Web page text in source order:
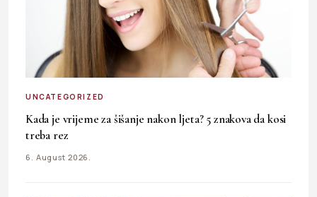
UNCATEGORIZED
Kada je vrijeme za šišanje nakon ljeta? 5 znakova da kosi
treba rez
6. August 2026.